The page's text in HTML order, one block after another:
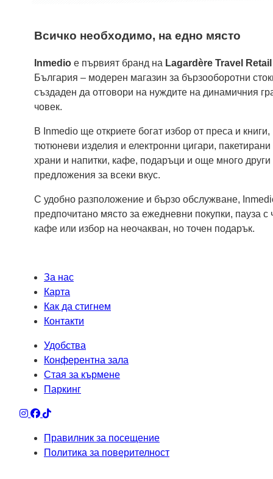
Всичко необходимо, на едно място
Inmedio е първият бранд на Lagardère Travel Retail
България – модерен магазин за бързооборотни
създаден да отговори на нуждите на динамичния
човек.
В Inmedio ще откриете богат избор от преса и книги,
тютюневи изделия и електронни цигари, пакетирани
храни и напитки, кафе, подаръци и още много други
предложения за всеки вкус.
С удобно разположение и бързо обслужване,
предпочитано място за ежедневни покупки, пауза с
кафе или избор на неочакван, но точен подарък.
За нас
Карта
Как да стигнем
Контакти
Удобства
Конферентна зала
Стая за кърмене
Паркинг
Правилник за посещение
Политика за поверителност